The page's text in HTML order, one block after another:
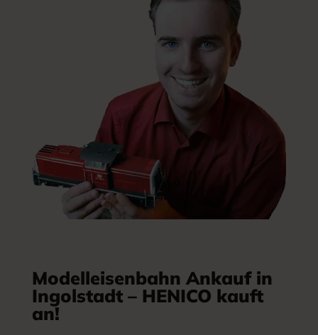
Modelleisenbahn Ankauf in
Ingolstadt – HENICO kauft
an!